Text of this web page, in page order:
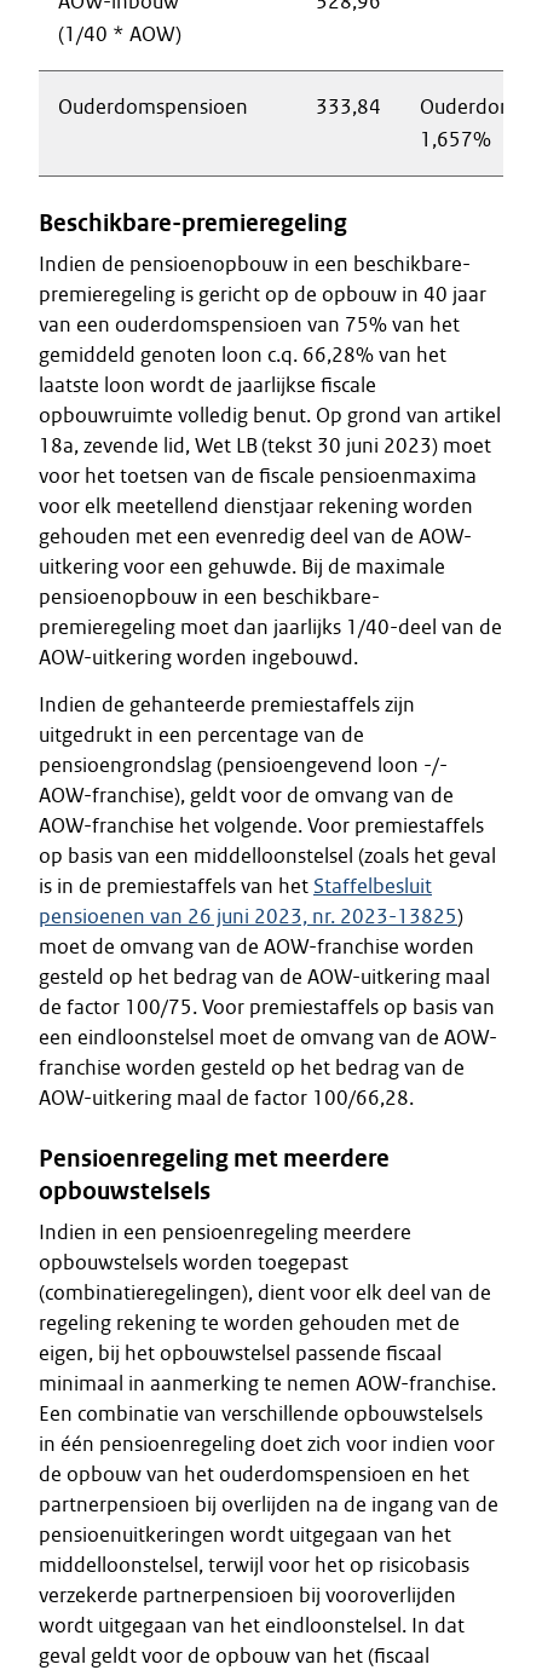
(1/40 * AOW)
Ouderdomspensioen 333,84
1,657%
Beschikbare-premieregeling
Indien de pensioenopbouw in een beschikbare-
premieregeling is gericht op de opbouw in 40 jaar
van een ouderdomspensioen van 75% van het
gemiddeld genoten loon c.q. 66,28% van het
laatste loon wordt de jaarlijkse fiscale
opbouwruimte volledig benut. Op grond van artikel
18a, zevende lid, Wet LB (tekst 30 juni 2023) moet
voor het toetsen van de fiscale pensioenmaxima
voor elk meetellend dienstjaar rekening worden
gehouden met een evenredig deel van de AOW-
uitkering voor een gehuwde. Bij de maximale
pensioenopbouw in een beschikbare-
premieregeling moet dan jaarlijks 1/40-deel van de
AOW-uitkering worden ingebouwd.
Indien de gehanteerde premiestaffels zijn
uitgedrukt in een percentage van de
pensioengrondslag (pensioengevend loon -/-
AOW-franchise), geldt voor de omvang van de
AOW-franchise het volgende. Voor premiestaffels
op basis van een middelloonstelsel (zoals het geval
is in de premiestaffels van het Staffelbesluit
pensioenen van 26 juni 2023, nr. 2023-13825)
moet de omvang van de AOW-franchise worden
gesteld op het bedrag van de AOW-uitkering maal
de factor 100/75. Voor premiestaffels op basis van
een eindloonstelsel moet de omvang van de AOW-
franchise worden gesteld op het bedrag van de
AOW-uitkering maal de factor 100/66,28.
Pensioenregeling met meerdere
opbouwstelsels
Indien in een pensioenregeling meerdere
opbouwstelsels worden toegepast
(combinatieregelingen), dient voor elk deel van de
regeling rekening te worden gehouden met de
eigen, bij het opbouwstelsel passende fiscaal
minimaal in aanmerking te nemen AOW-franchise.
Een combinatie van verschillende opbouwstelsels
in één pensioenregeling doet zich voor indien voor
de opbouw van het ouderdomspensioen en het
partnerpensioen bij overlijden na de ingang van de
pensioenuitkeringen wordt uitgegaan van het
middelloonstelsel, terwijl voor het op risicobasis
verzekerde partnerpensioen bij vooroverlijden
wordt uitgegaan van het eindloonstelsel. In dat
geval geldt voor de opbouw van het (fiscaal